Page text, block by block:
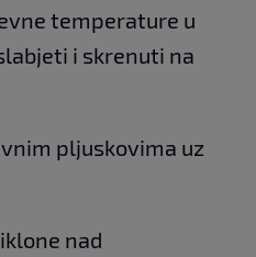
temperature u
i skrenuti na
pljuskovima uz
nad